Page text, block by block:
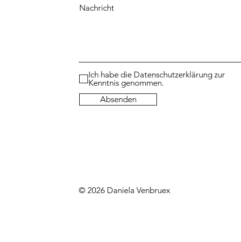
Nachricht
Ich habe die Datenschutzerklärung zur
Kenntnis genommen.
Absenden
© 2026 Daniela Venbruex